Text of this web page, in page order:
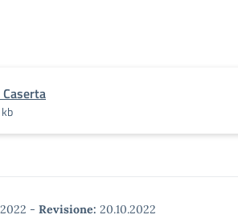
Caserta
- Revisione: 20.10.2022